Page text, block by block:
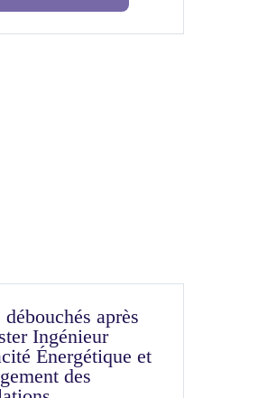
débouchés après
Ingénieur
Énergétique et
des